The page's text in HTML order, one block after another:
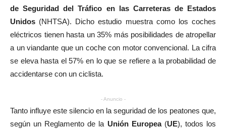
de Seguridad del Tráfico en las Carreteras de Estados
Unidos (NHTSA). Dicho estudio muestra como los coches
eléctricos tienen hasta un 35% más posibilidades de atropellar
a un viandante que un coche con motor convencional. La cifra
se eleva hasta el 57% en lo que se refiere a la probabilidad de
accidentarse con un ciclista.
- Anuncio -
Tanto influye este silencio en la seguridad de los peatones que,
según un Reglamento de la Unión Europea(UE), todos los